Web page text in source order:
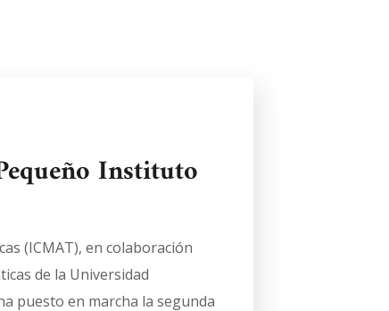
Instituto
(ICMAT), en colaboración
de la Universidad
puesto en marcha la segunda